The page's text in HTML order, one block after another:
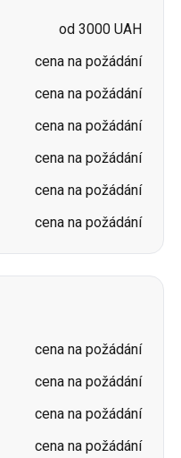
od 3000 UAH
cena na požádání
cena na požádání
cena na požádání
cena na požádání
cena na požádání
cena na požádání
cena na požádání
cena na požádání
cena na požádání
cena na požádání